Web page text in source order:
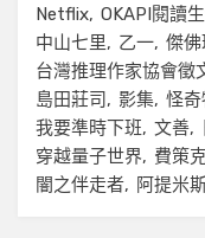
Netflix OKAPI閱讀
中山七里
乙一 傑
台灣推理作家協會徵
島田莊司
影集 怪
我要準時下班
文善
穿越量子世界
費策
闇之伴走者
阿提米